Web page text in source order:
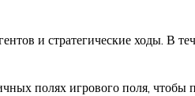
и стратегические ходы. В
полях игрового поля,